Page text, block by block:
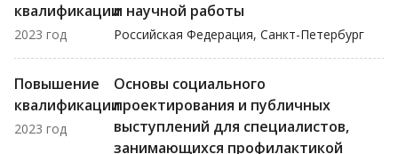
квалификации
2023 год
и научной работы
Российская Федерация, Санкт-Петербург
Повышение
квалификации
2023 год
Основы социального
проектирования и публичных
выступлений для специалистов,
занимающихся профилактикой